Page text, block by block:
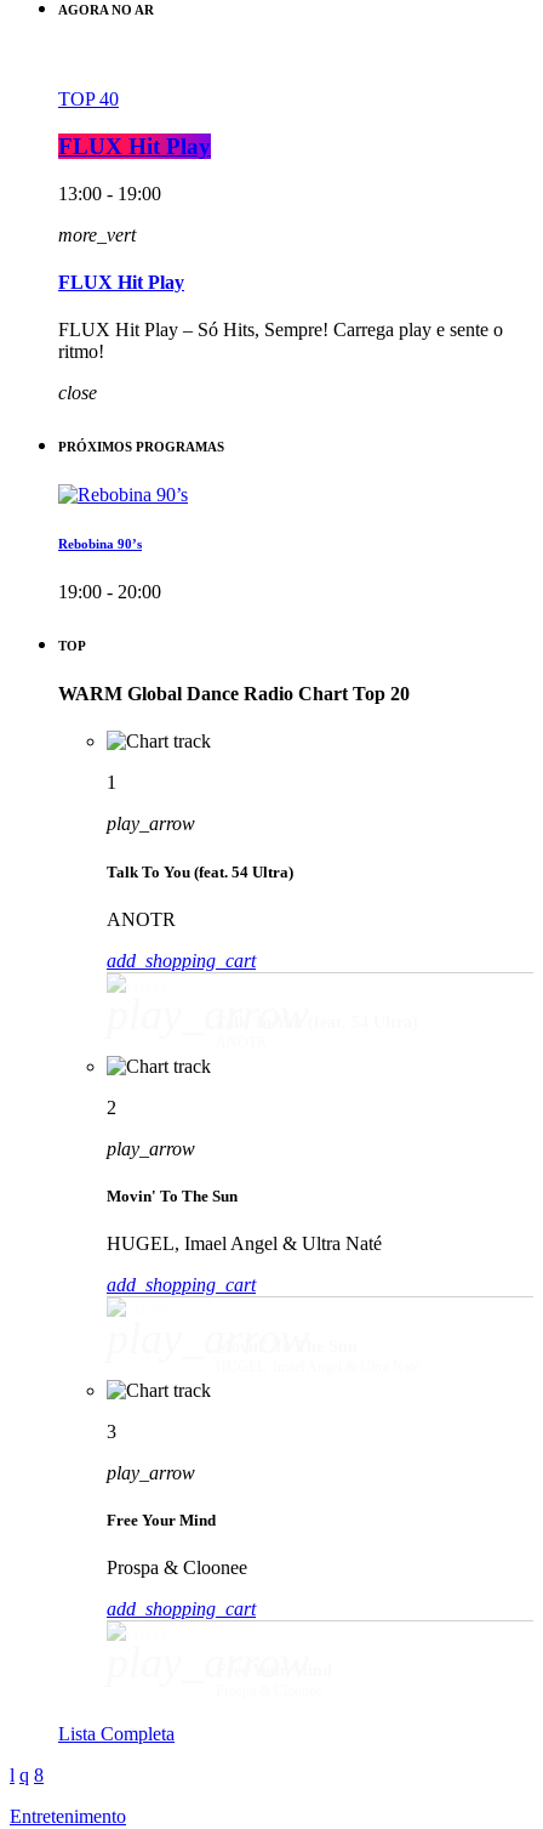
AGORA NO AR
TOP 40
FLUX Hit Play
13:00 - 19:00
more_vert
FLUX Hit Play
FLUX Hit Play – Só Hits, Sempre! Carrega play e sente o
ritmo!
close
PRÓXIMOS PROGRAMAS
Rebobina 90’s
19:00 - 20:00
TOP
WARM Global Dance Radio Chart Top 20
1
play_arrow
Talk To You (feat. 54 Ultra)
ANOTR
add_shopping_cart
2
play_arrow
Movin' To The Sun
HUGEL, Imael Angel & Ultra Naté
add_shopping_cart
3
play_arrow
Free Your Mind
Prospa & Cloonee
add_shopping_cart
Lista Completa
Entretenimento